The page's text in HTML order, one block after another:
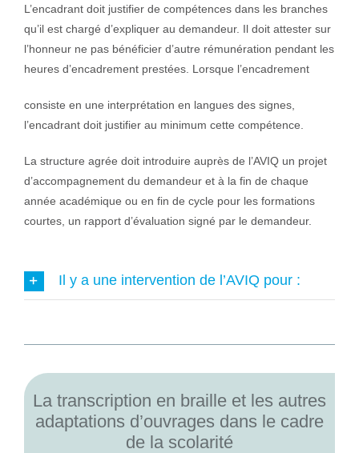
L’encadrant doit justifier de compétences dans les branches
qu’il est chargé d’expliquer au demandeur. Il doit attester sur
l’honneur ne pas bénéficier d’autre rémunération pendant les
heures d’encadrement prestées. Lorsque l’encadrement
consiste en une interprétation en langues des signes,
l’encadrant doit justifier au minimum cette compétence.
La structure agrée doit introduire auprès de l’AVIQ un projet
d’accompagnement du demandeur et à la fin de chaque
année académique ou en fin de cycle pour les formations
courtes, un rapport d’évaluation signé par le demandeur.
Il y a une intervention de l’AVIQ pour :
La transcription en braille et les autres
adaptations d’ouvrages dans le cadre
de la scolarité